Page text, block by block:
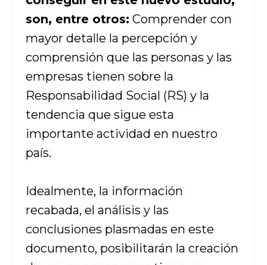
son, entre otros: Comprender con
mayor detalle la percepción y
comprensión que las personas y las
empresas tienen sobre la
Responsabilidad Social (RS) y la
tendencia que sigue esta
importante actividad en nuestro
país.
Idealmente, la información
recabada, el análisis y las
conclusiones plasmadas en este
documento, posibilitarán la creación